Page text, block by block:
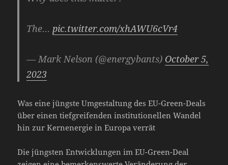
The… pic.twitter.com/xhAWU6cVr4
— Mark Nelson (@energybants) October 5,
2023
Was eine jüngste Umgestaltung des EU-Green-Deals
über einen tiefgreifenden institutionellen Wandel
hin zur Kernenergie in Europa verrät
Die jüngsten Entwicklungen im EU-Green-Deal